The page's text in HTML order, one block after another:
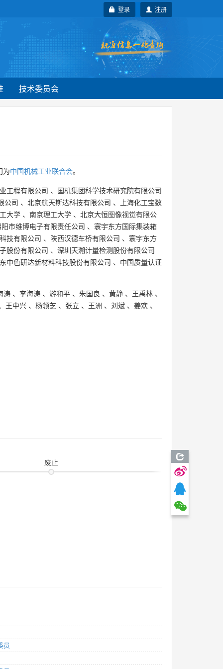
注册
登录
技术委员会
为中国机械工业联合会。
工程有限公司 、
国机集团科学技术研究院有限公司
公司 、 北京航天斯达科技有限公司 、
上海化工宝数
大学 、 南京理工大学 、 北京大恒图像视觉有限公
阳市维博电子有限责任公司 、 寰宇东方国际集装箱
技有限公司 、 陕西汉德车桥有限公司 、 寰宇东方
股份有限公司 、 深圳天溯计量检测股份有限公司
中色研达新材料科技股份有限公司 、 中国质量认证
涛 、 李海涛 、 游和平 、 朱国良 、 黄静 、 王禹林 、
王中兴 、 杨领芝 、 张立 、 王洲 、 刘斌 、 姜欢 、
废止
员